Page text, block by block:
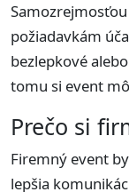
požiadavkám
bezlepkové
tomu si event
Prečo si
Firemný event
lepšia